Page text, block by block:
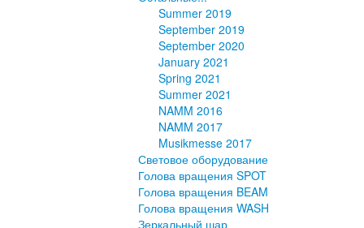
Summer 2019
September 2019
September 2020
January 2021
Spring 2021
Summer 2021
NAMM 2016
NAMM 2017
Musikmesse 2017
Световое оборудование
Голова вращения SPOT
Голова вращения BEAM
Голова вращения WASH
Зеркальный шар